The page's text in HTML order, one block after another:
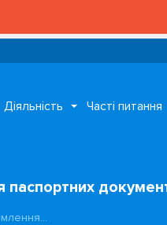
Діяльність Часті питання